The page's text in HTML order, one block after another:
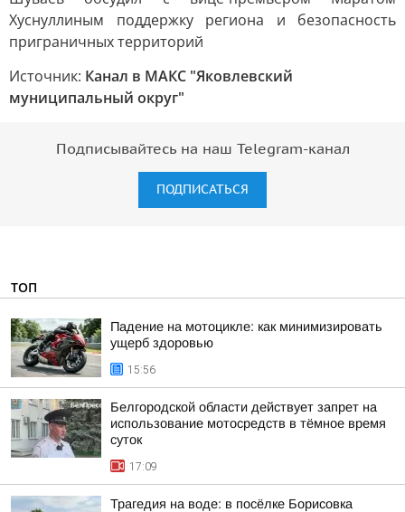
Источник: Канал в МАКС "Яковлевский
муниципальный округ"
Подписывайтесь на наш Telegram-канал
ПОДПИСАТЬСЯ
ТОП
Падение на мотоцикле: как минимизировать
ущерб здоровью
15:56
Белгородской области действует запрет на
использование мотосредств в тёмное время
суток
17:09
Трагедия на воде: в посёлке Борисовка